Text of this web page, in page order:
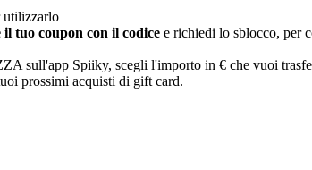
utilizzarlo
tuo coupon con il codice e richiedi lo sblocco, per
sull'app Spiiky, scegli l'importo in € che vuoi
prossimi acquisti di gift card.